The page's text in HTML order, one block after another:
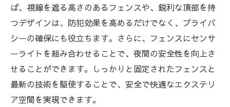
ば、視線を遮る高さのあるフェンスや、鋭利な頂部を持
つデザインは、防犯効果を高めるだけでなく、プライバ
シーの確保にも役立ちます。さらに、フェンスにセンサ
ーライトを組み合わせることで、夜間の安全性を向上さ
せることができます。しっかりと固定されたフェンスと
最新の技術を駆使することで、安全で快適なエクステリ
ア空間を実現できます。